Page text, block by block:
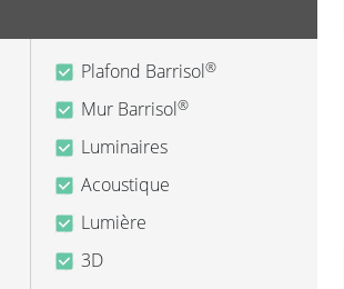
Plafond Barrisol®
Mur Barrisol®
Luminaires
Acoustique
Lumière
3D